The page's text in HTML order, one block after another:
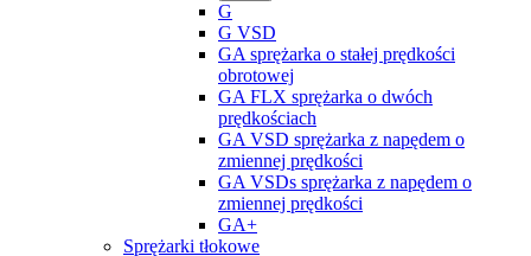
G
G VSD
GA sprężarka o stałej prędkości
obrotowej
GA FLX sprężarka o dwóch
prędkościach
GA VSD sprężarka z napędem o
zmiennej prędkości
GA VSDs sprężarka z napędem o
zmiennej prędkości
GA+
Sprężarki tłokowe